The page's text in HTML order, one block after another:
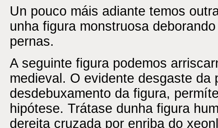
Un pouco máis adiante temos
unha figura monstruosa
pernas.
A seguinte figura podemos
medieval. O evidente desgaste da
desdebuxamento da figura,
hipótese. Trátase dunha figura
dereita cruzada por enriba do